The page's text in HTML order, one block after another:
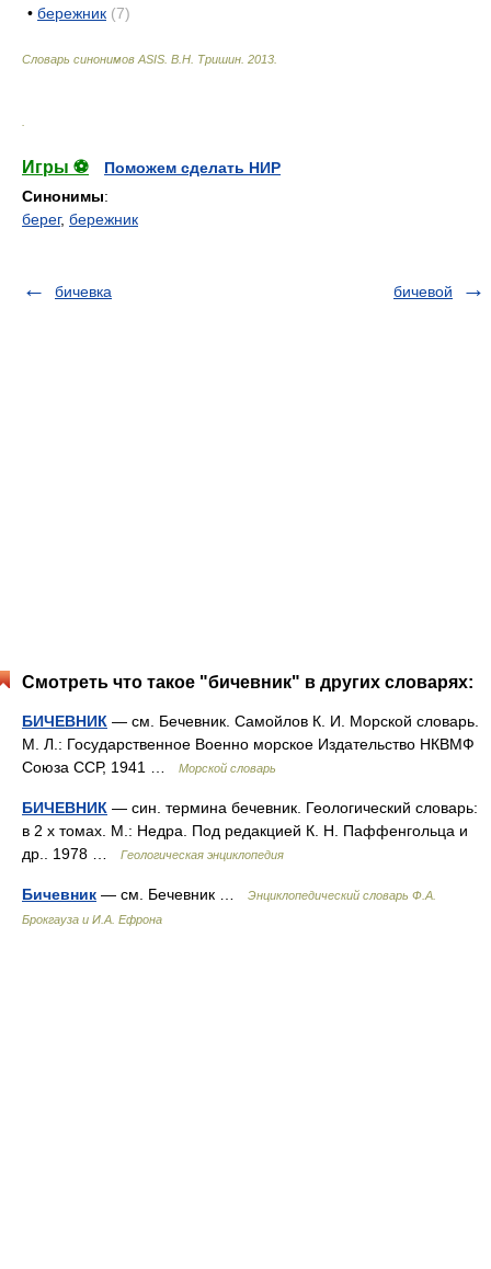
• бережник (7)
Словарь синонимов ASIS. В.Н. Тришин 2013
Игры ⚽
Поможем сделать НИР
Синонимы:
берег, бережник
бичевка бичевой
Смотреть что такое "бичевник" в других словарях:
БИЧЕВНИК — см. Бечевник. Самойлов К. И. Морской словарь.
М. Л.: Государственное Военно морское Издательство НКВМФ
Союза ССР, 1941 …
Морской словарь
БИЧЕВНИК — син. термина бечевник. Геологический словарь:
в 2 х томах. М.: Недра. Под редакцией К. Н. Паффенгольца и
др.. 1978 …
Геологическая энциклопедия
Бичевник — см. Бечевник …
Энциклопедический словарь Ф.А.
Брокгауза и И.А. Ефрона